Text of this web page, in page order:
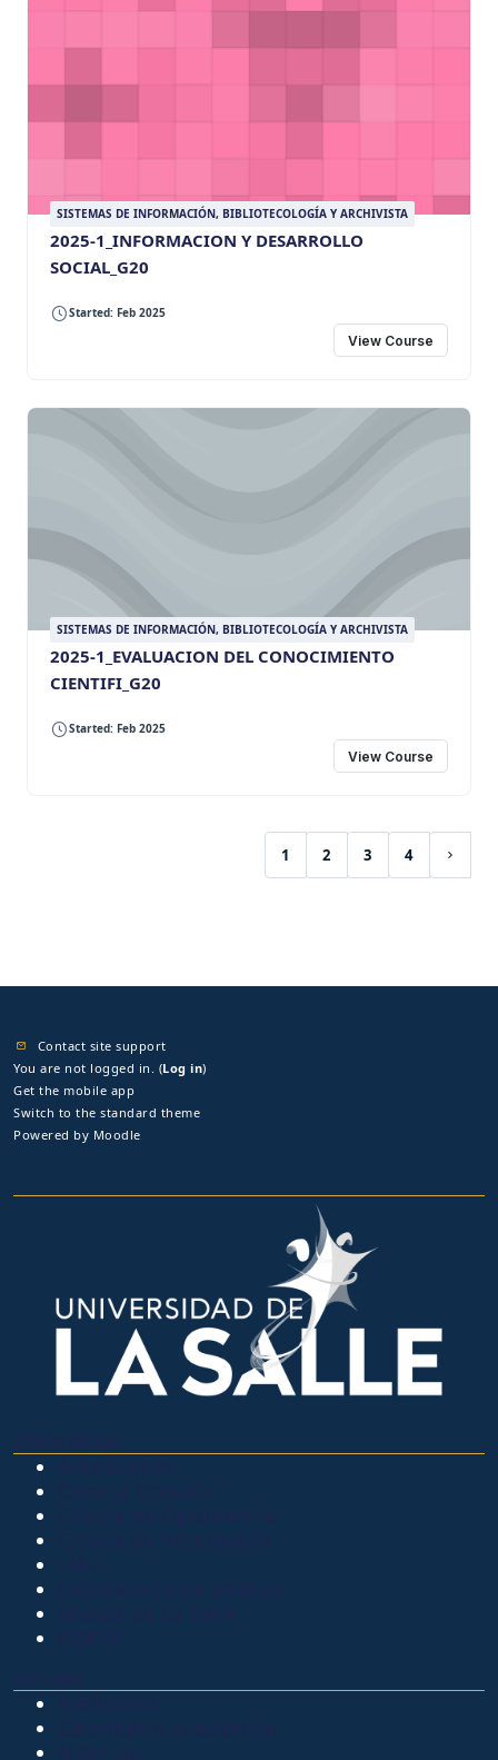
SISTEMAS DE INFORMACIÓN, BIBLIOTECOLOGÍA Y ARCHIVISTA
2025-1_INFORMACION Y DESARROLLO
SOCIAL_G20
Started: Feb 2025
View Course
SISTEMAS DE INFORMACIÓN, BIBLIOTECOLOGÍA Y ARCHIVISTA
2025-1_EVALUACION DEL CONOCIMIENTO
CIENTIFI_G20
Started: Feb 2025
View Course
1
(current)
2 3 4
Contact site support
You are not logged in. (Log in)
Get the mobile app
Switch to the standard theme
Powered by Moodle